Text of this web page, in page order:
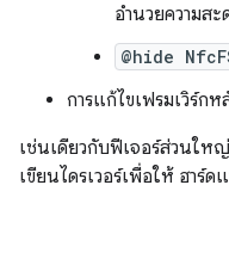
อำนวยความสะ
@hide
การแก้ไขเฟรมเวิร์ก
เช่นเดียวกับฟีเจอร์ส่วนใ
เขียนไดรเวอร์เพื่อให้ ฮาร์ด